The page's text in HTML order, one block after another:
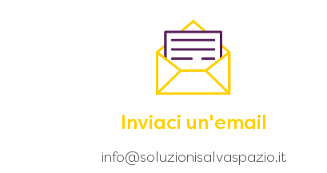
Inviaci un'email
info@soluzionisalvaspazio.it